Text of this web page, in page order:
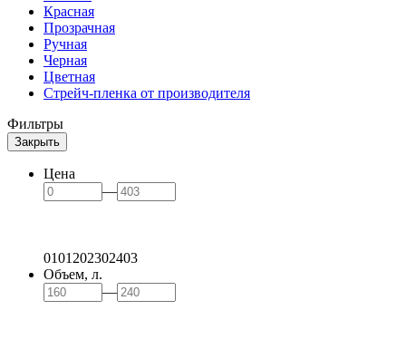
Красная
Прозрачная
Ручная
Черная
Цветная
Стрейч-пленка от производителя
Фильтры
Закрыть
Цена
—
0101 202302403
Объем, л.
—